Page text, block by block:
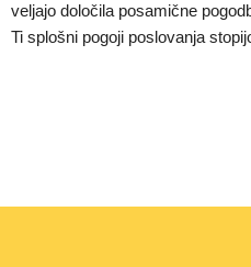
veljajo določila posamične
Ti splošni pogoji poslovanja